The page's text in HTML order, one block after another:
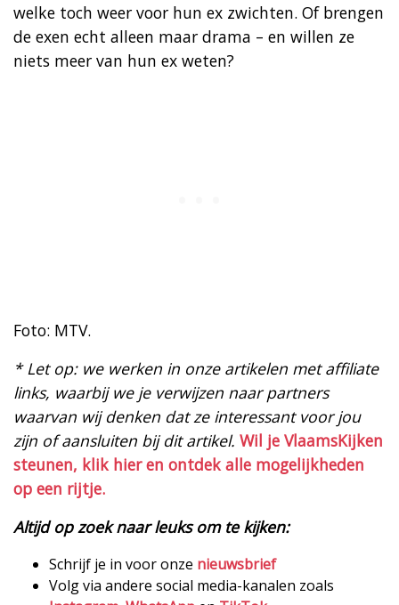
welke toch weer voor hun ex zwichten. Of brengen
de exen echt alleen maar drama – en willen ze
niets meer van hun ex weten?
Foto: MTV.
* Let op: we werken in onze artikelen met affiliate
links, waarbij we je verwijzen naar partners
waarvan wij denken dat ze interessant voor jou
zijn of aansluiten bij dit artikel. Wil je VlaamsKijken
steunen, klik hier en ontdek alle mogelijkheden
op een rijtje.
Altijd op zoek naar leuks om te kijken:
Schrijf je in voor onze nieuwsbrief
Volg via andere social media-kanalen zoals